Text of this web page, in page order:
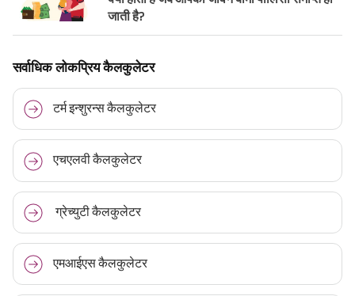
जाती है?
सर्वाधिक लोकप्रिय कैलकुलेटर
टर्म इन्शुरन्स कैलकुलेटर
एचएलवी कैलकुलेटर
ग्रेच्युटी कैलकुलेटर
एमआईएस कैलकुलेटर